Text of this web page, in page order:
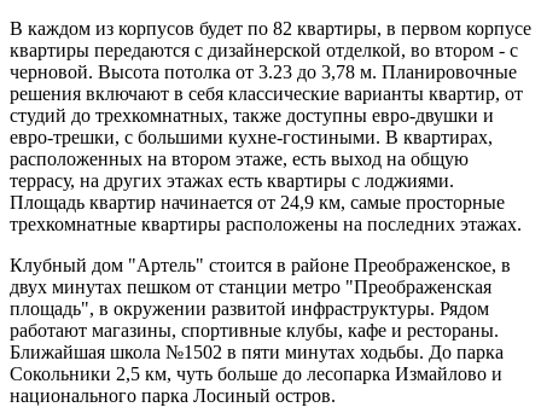
В каждом из корпусов будет по 82 квартиры, в первом корпусе
квартиры передаются с дизайнерской отделкой, во втором - с
черновой. Высота потолка от 3.23 до 3,78 м. Планировочные
решения включают в себя классические варианты квартир, от
студий до трехкомнатных, также доступны евро-двушки и
евро-трешки, с большими кухне-гостиными. В квартирах,
расположенных на втором этаже, есть выход на общую
террасу, на других этажах есть квартиры с лоджиями.
Площадь квартир начинается от 24,9 км, самые просторные
трехкомнатные квартиры расположены на последних этажах.
Клубный дом "Артель" стоится в районе Преображенское, в
двух минутах пешком от станции метро "Преображенская
площадь", в окружении развитой инфраструктуры. Рядом
работают магазины, спортивные клубы, кафе и рестораны.
Ближайшая школа №1502 в пяти минутах ходьбы. До парка
Сокольники 2,5 км, чуть больше до лесопарка Измайлово и
национального парка Лосиный остров.